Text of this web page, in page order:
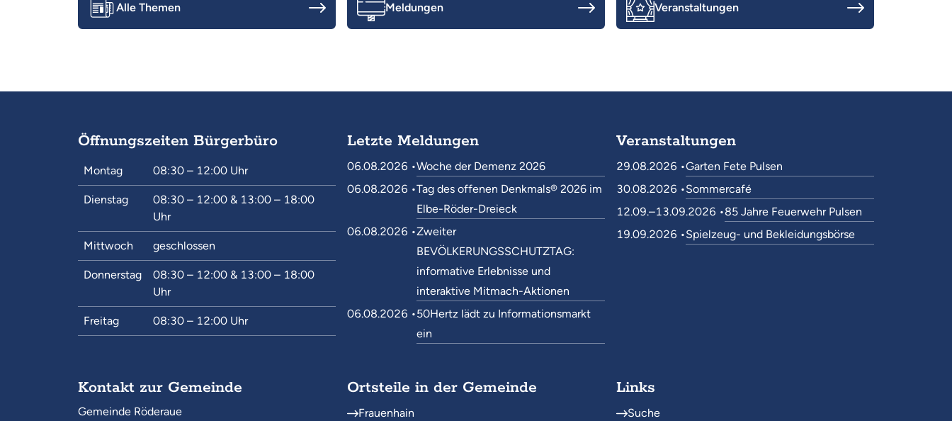
Alle Themen Meldungen Veranstaltungen
Letzte Meldungen
06.08.2026 •Woche der Demenz 2026
06.08.2026 •Tag des offenen Denkmals® 2026 im
Elbe-Röder-Dreieck
06.08.2026 •Zweiter
BEVÖLKERUNGSSCHUTZTAG:
informative Erlebnisse und
interaktive Mitmach-Aktionen
06.08.2026 •50Hertz lädt zu Informationsmarkt
ein
Veranstaltungen
29.08.2026 •Garten Fete Pulsen
30.08.2026 •Sommercafé
12.09.–13.09.2026 •85 Jahre Feuerwehr Pulsen
19.09.2026 •Spielzeug- und Bekleidungsbörse
Ortsteile in der Gemeinde
Frauenhain
Links
Suche
Kontakt zur Gemeinde
Gemeinde Röderaue
Öffnungszeiten Bürgerbüro
Montag 08:30 – 12:00 Uhr
Dienstag 08:30 – 12:00 & 13:00 – 18:00
Uhr
Mittwoch geschlossen
Donnerstag 08:30 – 12:00 & 13:00 – 18:00
Uhr
Freitag 08:30 – 12:00 Uhr